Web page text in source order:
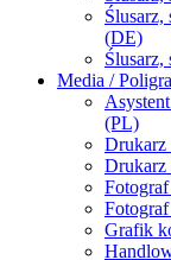
(DE)
Media /
(PL)
Drukarz
Grafik